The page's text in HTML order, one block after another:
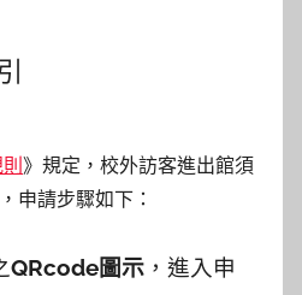
》規定，校外訪客進出館須
申請步驟如下：
QRcode圖示 ，進入申